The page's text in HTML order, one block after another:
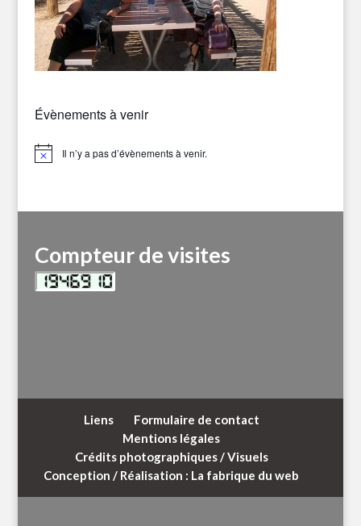
Évènements à venir
Notice Il n’y a pas d’évènements à venir.
Compteur de visites
Liens
Formulaire de contact
Mentions légales
Crédits photographiques / Visuels
Conception / Réalisation : La fabrique du web